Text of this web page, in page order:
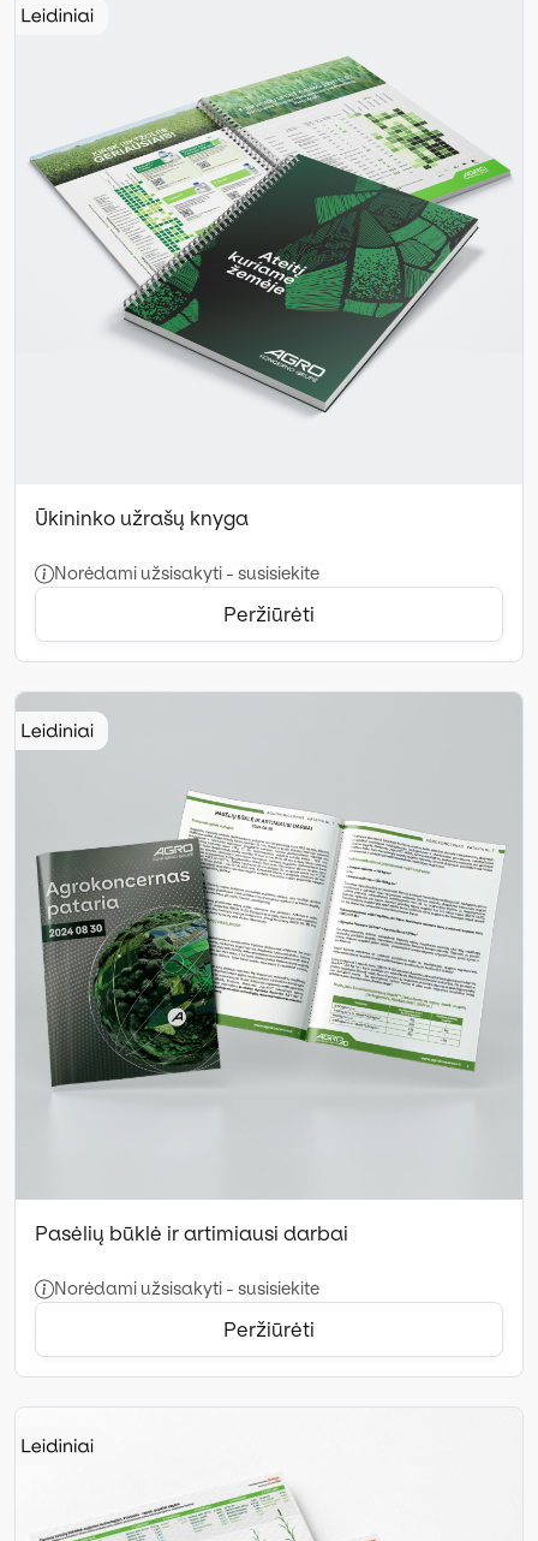
Ūkininko užrašų knyga
Norėdami užsisakyti - susisiekite
Peržiūrėti
Pasėlių būklė ir artimiausi darbai
Norėdami užsisakyti - susisiekite
Peržiūrėti